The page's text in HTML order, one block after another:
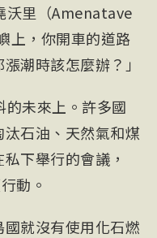
沃里（Amenatave
上，你開車的道路
潮時該怎麼辦？」
的未來上。許多國
石油、天然氣和煤
下舉行的會議，
動。
就沒有使用化石燃